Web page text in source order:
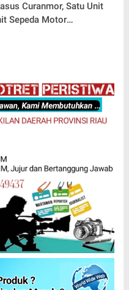
Curanmor, Satu Unit
Sepeda Motor